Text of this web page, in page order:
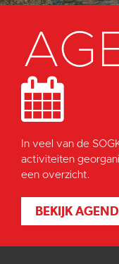
In veel van de
activiteiten
een overzicht.
BEKIJK